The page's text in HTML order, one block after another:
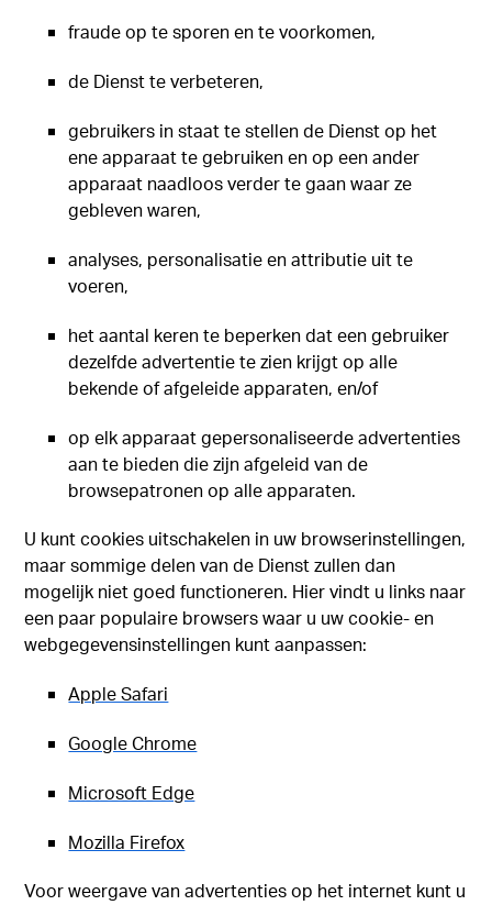
fraude op te sporen en te voorkomen,
de Dienst te verbeteren,
gebruikers in staat te stellen de Dienst op het
ene apparaat te gebruiken en op een ander
apparaat naadloos verder te gaan waar ze
gebleven waren,
analyses, personalisatie en attributie uit te
voeren,
het aantal keren te beperken dat een gebruiker
dezelfde advertentie te zien krijgt op alle
bekende of afgeleide apparaten, en/of
op elk apparaat gepersonaliseerde advertenties
aan te bieden die zijn afgeleid van de
browsepatronen op alle apparaten.
U kunt cookies uitschakelen in uw browserinstellingen,
maar sommige delen van de Dienst zullen dan
mogelijk niet goed functioneren. Hier vindt u links naar
een paar populaire browsers waar u uw cookie- en
webgegevensinstellingen kunt aanpassen:
Apple Safari
Google Chrome
Microsoft Edge
Mozilla Firefox
Voor weergave van advertenties op het internet kunt u